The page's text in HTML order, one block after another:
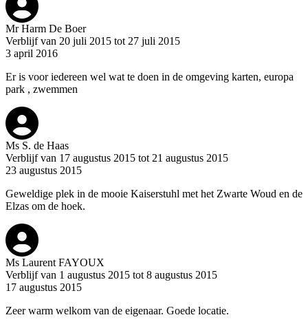
Mr Harm De Boer
Verblijf van 20 juli 2015 tot 27 juli 2015
3 april 2016
Er is voor iedereen wel wat te doen in de omgeving karten, europa
park , zwemmen
Ms S. de Haas
Verblijf van 17 augustus 2015 tot 21 augustus 2015
23 augustus 2015
Geweldige plek in de mooie Kaiserstuhl met het Zwarte Woud en de
Elzas om de hoek.
Ms Laurent FAYOUX
Verblijf van 1 augustus 2015 tot 8 augustus 2015
17 augustus 2015
Zeer warm welkom van de eigenaar. Goede locatie.